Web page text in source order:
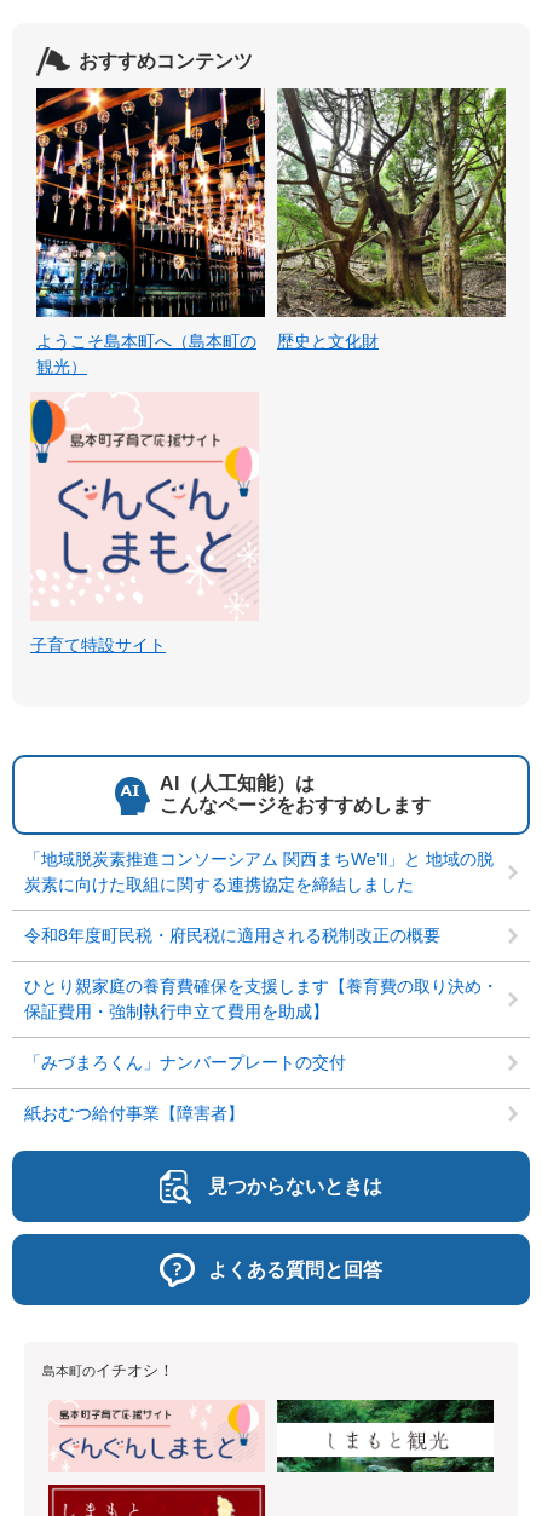
おすすめコンテンツ
ようこそ島本町へ（島本町の
観光）
歴史と文化財
子育て特設サイト
AI（人工知能）は
こんなページをおすすめします
「地域脱炭素推進コンソーシアム 関西まちWe’ll」と 地域の脱
炭素に向けた取組に関する連携協定を締結しました
令和8年度町民税・府民税に適用される税制改正の概要
ひとり親家庭の養育費確保を支援します【養育費の取り決め・
保証費用・強制執行申立て費用を助成】
「みづまろくん」ナンバープレートの交付
紙おむつ給付事業【障害者】
見つからないときは
よくある質問と回答
島本町のイチオシ！